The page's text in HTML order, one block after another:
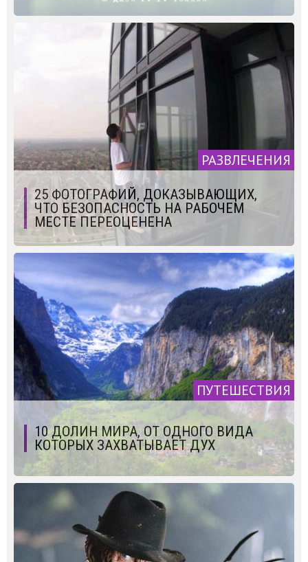
РАЗВЛЕЧЕНИЯ
25 ФОТОГРАФИЙ, ДОКАЗЫВАЮЩИХ,
ЧТО БЕЗОПАСНОСТЬ НА РАБОЧЕМ
МЕСТЕ ПЕРЕОЦЕНЕНА
ПУТЕШЕСТВИЯ
10 ДОЛИН МИРА, ОТ ОДНОГО ВИДА
КОТОРЫХ ЗАХВАТЫВАЕТ ДУХ